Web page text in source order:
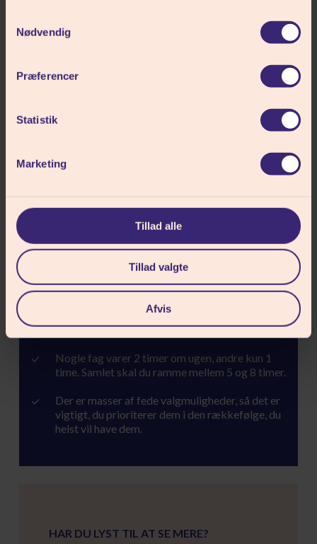
Nødvendig
Præferencer
Statistik
Marketing
Tillad alle
Tillad valgte
Afvis
MUSIK
OM VALGFAGENE PÅ BLÅKILDE:
Nogle fag varer 2 timer om ugen, andre kun 1
time. Samlet skal du ramme mellem 5 og 8 timer.
Der er masser af fede valgmuligheder, så det er
vigtigt, du prioriterer dem i den rækkefølge, du
helst vil have dem.
HAR DU LYST TIL AT SE MERE?